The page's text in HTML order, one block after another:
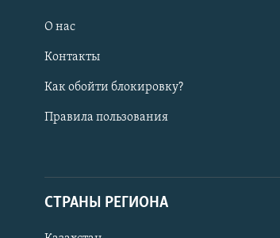
О нас
Контакты
Как обойти блокировку?
Правила пользования
СТРАНЫ РЕГИОНА